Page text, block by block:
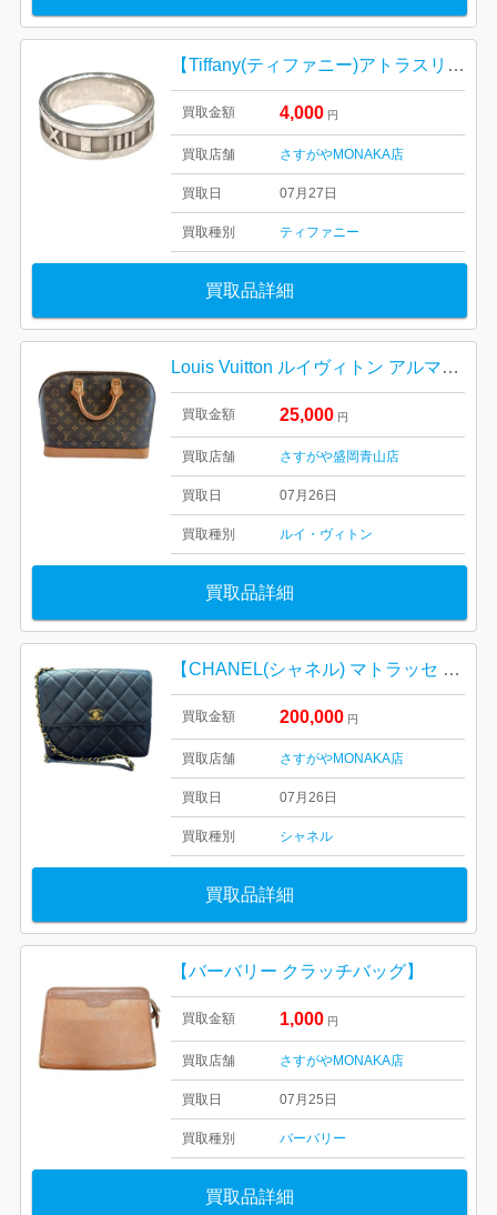
【Tiffany(ティファニー)アトラスリング】
買取金額 4,000 円
買取店舗 さすがやMONAKA店
買取日 07月27日
買取種別 ティファニー
買取品詳細
Louis Vuitton ルイヴィトン アルマPM モノグラム
買取金額 25,000 円
買取店舗 さすがや盛岡青山店
買取日 07月26日
買取種別 ルイ・ヴィトン
買取品詳細
【CHANEL(シャネル) マトラッセ ラムスキン】
買取金額 200,000 円
買取店舗 さすがやMONAKA店
買取日 07月26日
買取種別 シャネル
買取品詳細
【バーバリー クラッチバッグ】
買取金額 1,000 円
買取店舗 さすがやMONAKA店
買取日 07月25日
買取種別 バーバリー
買取品詳細